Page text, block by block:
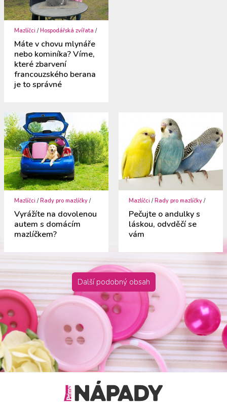
Mazlíčci /Hospodářská zvířata /
Máte v chovu mlynáře
nebo kominíka? Víme,
které zbarvení
francouzského berana
je to správné
Mazlíčci /Rady pro mazlíčky /
Vyrážíte na dovolenou
autem s domácím
mazlíčkem?
Mazlíčci /Rady pro mazlíčky /
Pečujte o andulky s
láskou, odvděčí se
vám
Další podobný obsah